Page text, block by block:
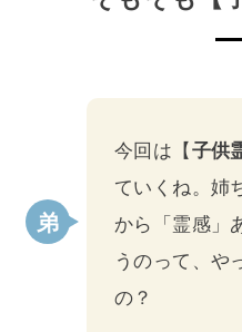
今回は【子供
ていくね。姉
から「霊感」
うのって、や
の？